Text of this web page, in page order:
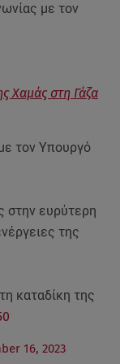
με τον
Χαμάς στη Γάζα
τον Υπουργό
στην ευρύτερη
της
καταδίκη της
16, 2023